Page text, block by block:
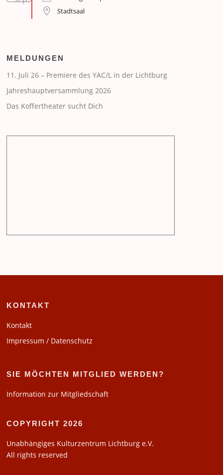
Stadtsaal
MELDUNGEN
11. Juli 26 – Premiere des YAC/L in der Lichtburg
Jahreshauptversammlung 2026
Das Koffertheater sucht Dich
KONTAKT
Kontakt
Impressum / Datenschutz
SIE MÖCHTEN MITGLIED WERDEN?
Information zur Mitgliedschaft
COPYRIGHT 2026
Unabhängiges Kulturzentrum Lichtburg e.V.
All rights reserved